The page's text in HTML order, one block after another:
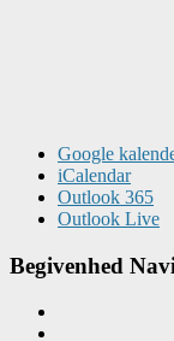
Google
iCalendar
Outlook 365
Outlook Live
Begivenhed